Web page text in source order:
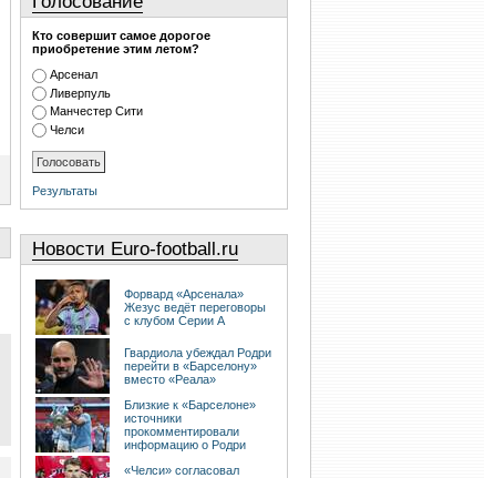
Кто совершит самое дорогое
приобретение этим летом?
Арсенал
Ливерпуль
Манчестер Сити
Челси
Результаты
Новости Euro-football.ru
Форвард «Арсенала»
Жезус ведёт переговоры
с клубом Серии А
Гвардиола убеждал Родри
перейти в «Барселону»
вместо «Реала»
Близкие к «Барселоне»
источники
прокомментировали
информацию о Родри
«Челси» согласовал